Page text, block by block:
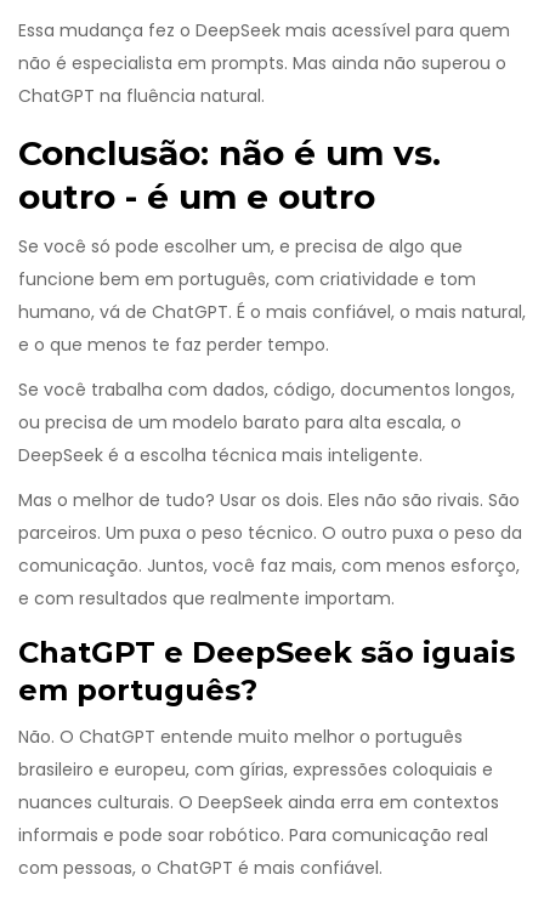
Essa mudança fez o DeepSeek mais acessível para quem
não é especialista em prompts. Mas ainda não superou o
ChatGPT na fluência natural.
Conclusão: não é um vs.
outro - é um e outro
Se você só pode escolher um, e precisa de algo que
funcione bem em português, com criatividade e tom
humano, vá de ChatGPT. É o mais confiável, o mais natural,
e o que menos te faz perder tempo.
Se você trabalha com dados, código, documentos longos,
ou precisa de um modelo barato para alta escala, o
DeepSeek é a escolha técnica mais inteligente.
Mas o melhor de tudo? Usar os dois. Eles não são rivais. São
parceiros. Um puxa o peso técnico. O outro puxa o peso da
comunicação. Juntos, você faz mais, com menos esforço,
e com resultados que realmente importam.
ChatGPT e DeepSeek são iguais
em português?
Não. O ChatGPT entende muito melhor o português
brasileiro e europeu, com gírias, expressões coloquiais e
nuances culturais. O DeepSeek ainda erra em contextos
informais e pode soar robótico. Para comunicação real
com pessoas, o ChatGPT é mais confiável.